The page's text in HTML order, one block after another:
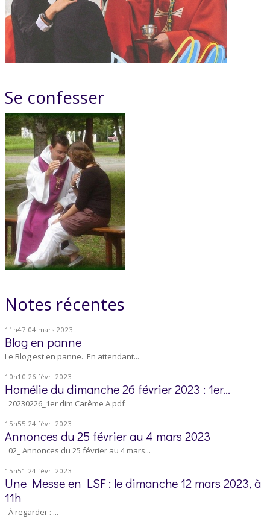
Se confesser
Notes récentes
11h47 04 mars 2023
Blog en panne
Le Blog est en panne. En attendant...
10h10 26 févr. 2023
Homélie du dimanche 26 février 2023 : 1er...
20230226_1er dim Carême A.pdf
15h55 24 févr. 2023
Annonces du 25 février au 4 mars 2023
02_ Annonces du 25 février au 4 mars...
15h51 24 févr. 2023
Une Messe en LSF : le dimanche 12 mars 2023, à
11h
À regarder : ...